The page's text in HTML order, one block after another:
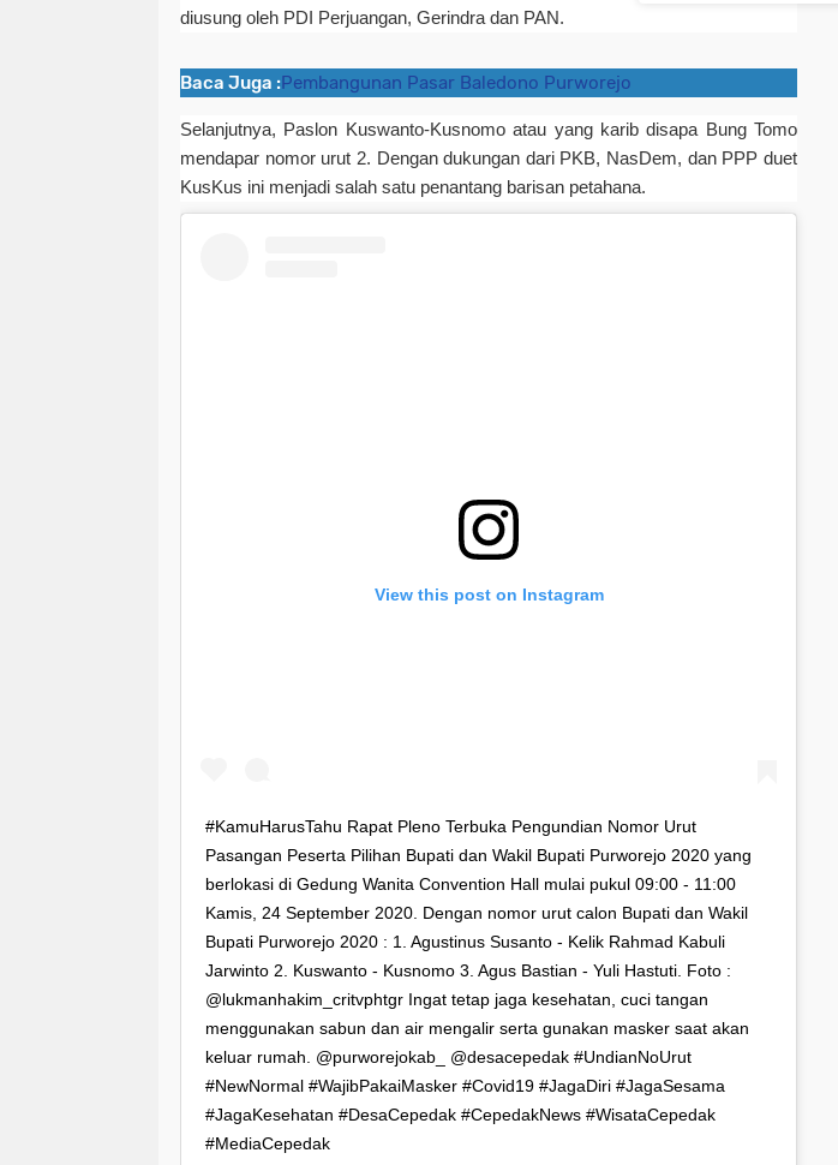
diusung oleh PDI Perjuangan, Gerindra dan PAN.
Baca Juga :Pembangunan Pasar Baledono Purworejo
Selanjutnya, Paslon Kuswanto-Kusnomo atau yang karib disapa Bung Tomo
mendapar nomor urut 2. Dengan dukungan dari PKB, NasDem, dan PPP duet
KusKus ini menjadi salah satu penantang barisan petahana.
View this post on Instagram
#KamuHarusTahu Rapat Pleno Terbuka Pengundian Nomor Urut
Pasangan Peserta Pilihan Bupati dan Wakil Bupati Purworejo 2020 yang
berlokasi di Gedung Wanita Convention Hall mulai pukul 09:00 - 11:00
Kamis, 24 September 2020. Dengan nomor urut calon Bupati dan Wakil
Bupati Purworejo 2020 : 1. Agustinus Susanto - Kelik Rahmad Kabuli
Jarwinto 2. Kuswanto - Kusnomo 3. Agus Bastian - Yuli Hastuti. Foto :
@lukmanhakim_critvphtgr Ingat tetap jaga kesehatan, cuci tangan
menggunakan sabun dan air mengalir serta gunakan masker saat akan
keluar rumah. @purworejokab_ @desacepedak #UndianNoUrut
#NewNormal #WajibPakaiMasker #Covid19 #JagaDiri #JagaSesama
#JagaKesehatan #DesaCepedak #CepedakNews #WisataCepedak
#MediaCepedak